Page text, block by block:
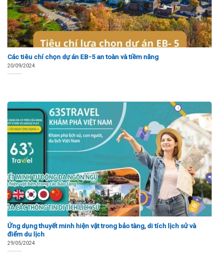
Các tiêu chí chọn dự án EB-5 an toàn và tiềm năng
20/09/2024
Ứng dụng thuyết minh hiện vật trong bảo tàng, di tích lịch sử và
điểm du lịch
29/05/2024